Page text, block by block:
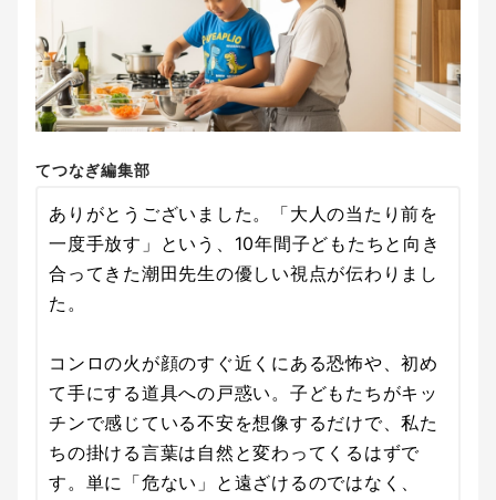
てつなぎ編集部
ありがとうございました。「大人の当たり前を
一度手放す」という、10年間子どもたちと向き
合ってきた潮田先生の優しい視点が伝わりまし
た。
コンロの火が顔のすぐ近くにある恐怖や、初め
て手にする道具への戸惑い。子どもたちがキッ
チンで感じている不安を想像するだけで、私た
ちの掛ける言葉は自然と変わってくるはずで
す。単に「危ない」と遠ざけるのではなく、